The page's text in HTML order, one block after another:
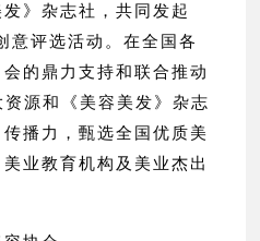
》杂志社，共同发起
意评选活动。在全国各
的鼎力支持和联合推动
源和《美容美发》杂志
播力，甄选全国优质美
业教育机构及美业杰出